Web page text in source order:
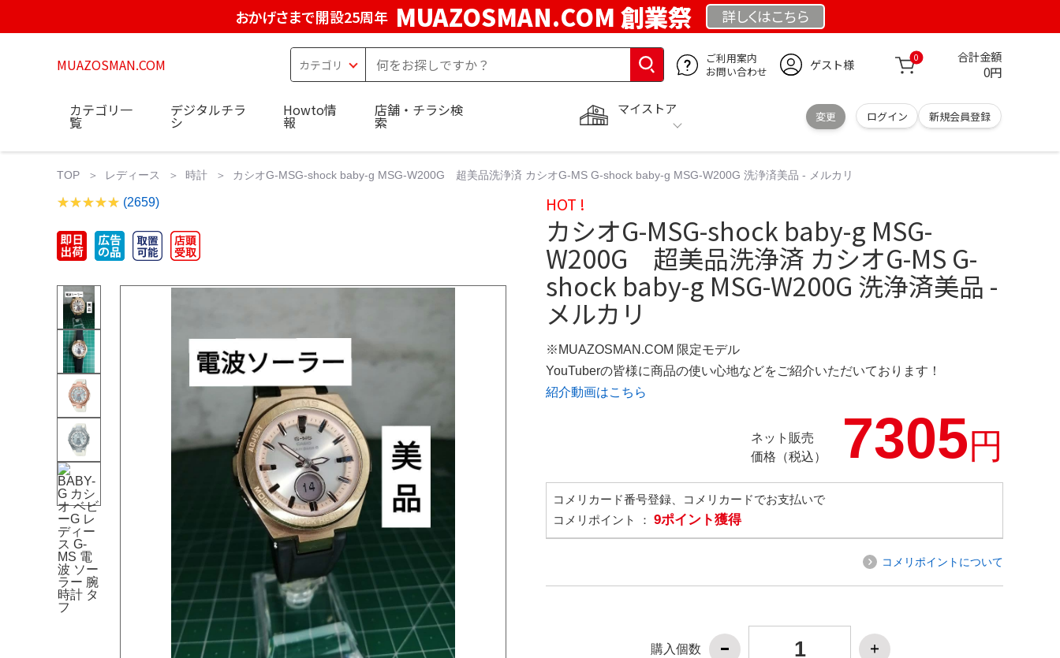
おかげさまで開設25周年 MUAZOSMAN.COM 創業祭 詳しくはこちら
MUAZOSMAN.COM
ご利用案内
お問い合わせ
ゲスト様 0 合計金額
0円
マイストア
変更 ログイン 新規会員登録
カテゴリ一
覧
デジタルチラ
シ
Howto情
報
店舗・チラシ検
索
TOP レディース 時計 カシオG-MSG-shock baby-g MSG-W200G 超美品洗浄済 カシオG-MS G-shock baby-g MSG-W200G 洗浄済美品 - メルカリ
(2659) HOT !
カシオG-MSG-shock baby-g MSG-
W200G 超美品洗浄済 カシオG-MS G-
shock baby-g MSG-W200G 洗浄済美品 -
メルカリ
※MUAZOSMAN.COM 限定モデル
YouTuberの皆様に商品の使い心地などをご紹介いただいております！
紹介動画はこちら
ネット販売
価格（税込）
7305円
コメリカード番号登録、コメリカードでお支払いで
コメリポイント ： 9ポイント獲得
コメリポイントについて
購入個数